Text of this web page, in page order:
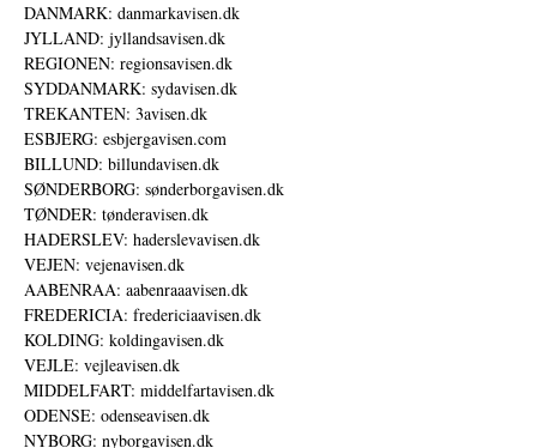
DANMARK: danmarkavisen.dk
JYLLAND: jyllandsavisen.dk
REGIONEN: regionsavisen.dk
SYDDANMARK: sydavisen.dk
TREKANTEN: 3avisen.dk
ESBJERG: esbjergavisen.com
BILLUND: billundavisen.dk
SØNDERBORG: sønderborgavisen.dk
TØNDER: tønderavisen.dk
HADERSLEV: haderslevavisen.dk
VEJEN: vejenavisen.dk
AABENRAA: aabenraaavisen.dk
FREDERICIA: fredericiaavisen.dk
KOLDING: koldingavisen.dk
VEJLE: vejleavisen.dk
MIDDELFART: middelfartavisen.dk
ODENSE: odenseavisen.dk
NYBORG: nyborgavisen.dk